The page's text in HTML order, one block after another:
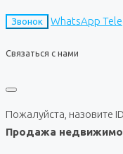
Звонок WhatsApp
Связаться с нами
Пожалуйста, назовите
Продажа